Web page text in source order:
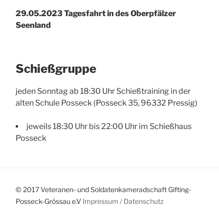
29.05.2023 Tagesfahrt in des Oberpfälzer
Seenland
Schießgruppe
jeden Sonntag ab 18:30 Uhr Schießtraining in der
alten Schule Posseck (Posseck 35, 96332 Pressig)
jeweils 18:30 Uhr bis 22:00 Uhr im Schießhaus
Posseck
© 2017 Veteranen- und Soldatenkameradschaft Gifting-
Posseck-Grössau e.V Impressum / Datenschutz